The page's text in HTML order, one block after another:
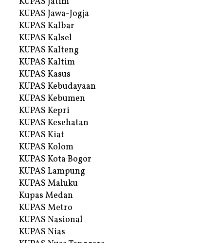
KUPAS Jawa-Jogja
KUPAS Kalbar
KUPAS Kalsel
KUPAS Kalteng
KUPAS Kaltim
KUPAS Kasus
KUPAS Kebudayaan
KUPAS Kebumen
KUPAS Kepri
KUPAS Kesehatan
KUPAS Kiat
KUPAS Kolom
KUPAS Kota Bogor
KUPAS Lampung
KUPAS Maluku
Kupas Medan
KUPAS Metro
KUPAS Nasional
KUPAS Nias